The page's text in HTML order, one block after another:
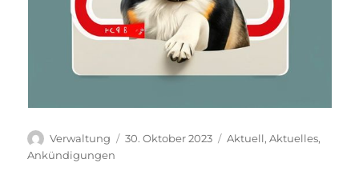
Autor
Verwaltung
Veröffentlicht
30. Oktober 2023 Kategorien
Aktuell,Aktuelles,
Ankündigungen